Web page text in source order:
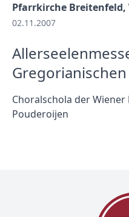
Pfarrkirche Breitenfeld,
02.11.2007
Choralschola der
Pouderoijen